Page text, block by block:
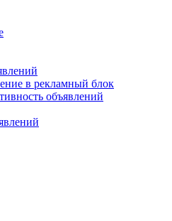
в рекламный блок
объявлений